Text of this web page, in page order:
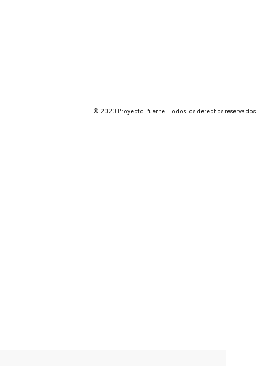
© 2020 Proyecto Puente. Todos los derechos reservados.